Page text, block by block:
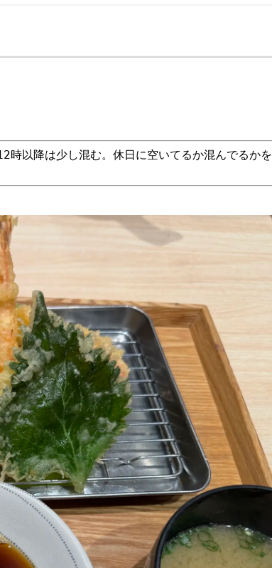
時以降は少し混む。休日に空いてるか混んでるかを